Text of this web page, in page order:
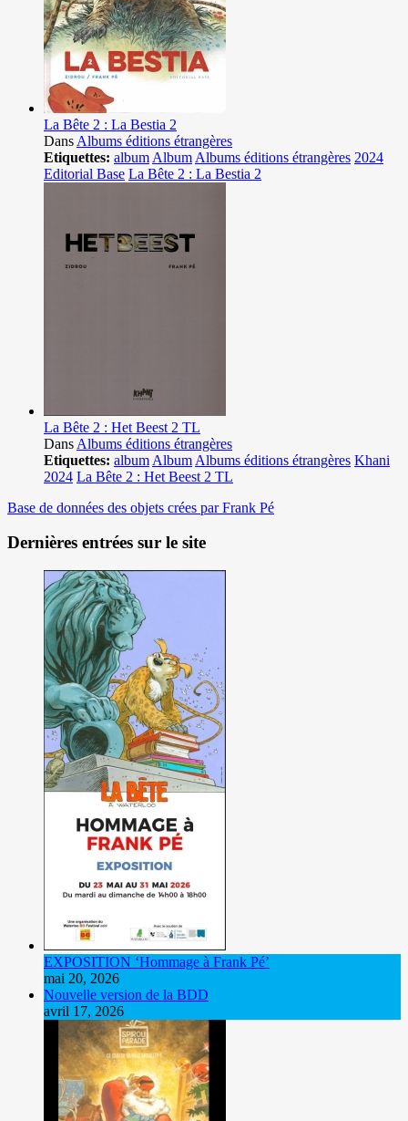
La Bête 2 : La Bestia 2
Dans Albums éditions étrangères
Etiquettes: album Album Albums éditions étrangères 2024
Editorial Base La Bête 2 : La Bestia 2
La Bête 2 : Het Beest 2 TL
Dans Albums éditions étrangères
Etiquettes: album Album Albums éditions étrangères Khani
2024 La Bête 2 : Het Beest 2 TL
Base de données des objets crées par Frank Pé
Dernières entrées sur le site
EXPOSITION ‘Hommage à Frank Pé’
mai 20, 2026
Nouvelle version de la BDD
avril 17, 2026